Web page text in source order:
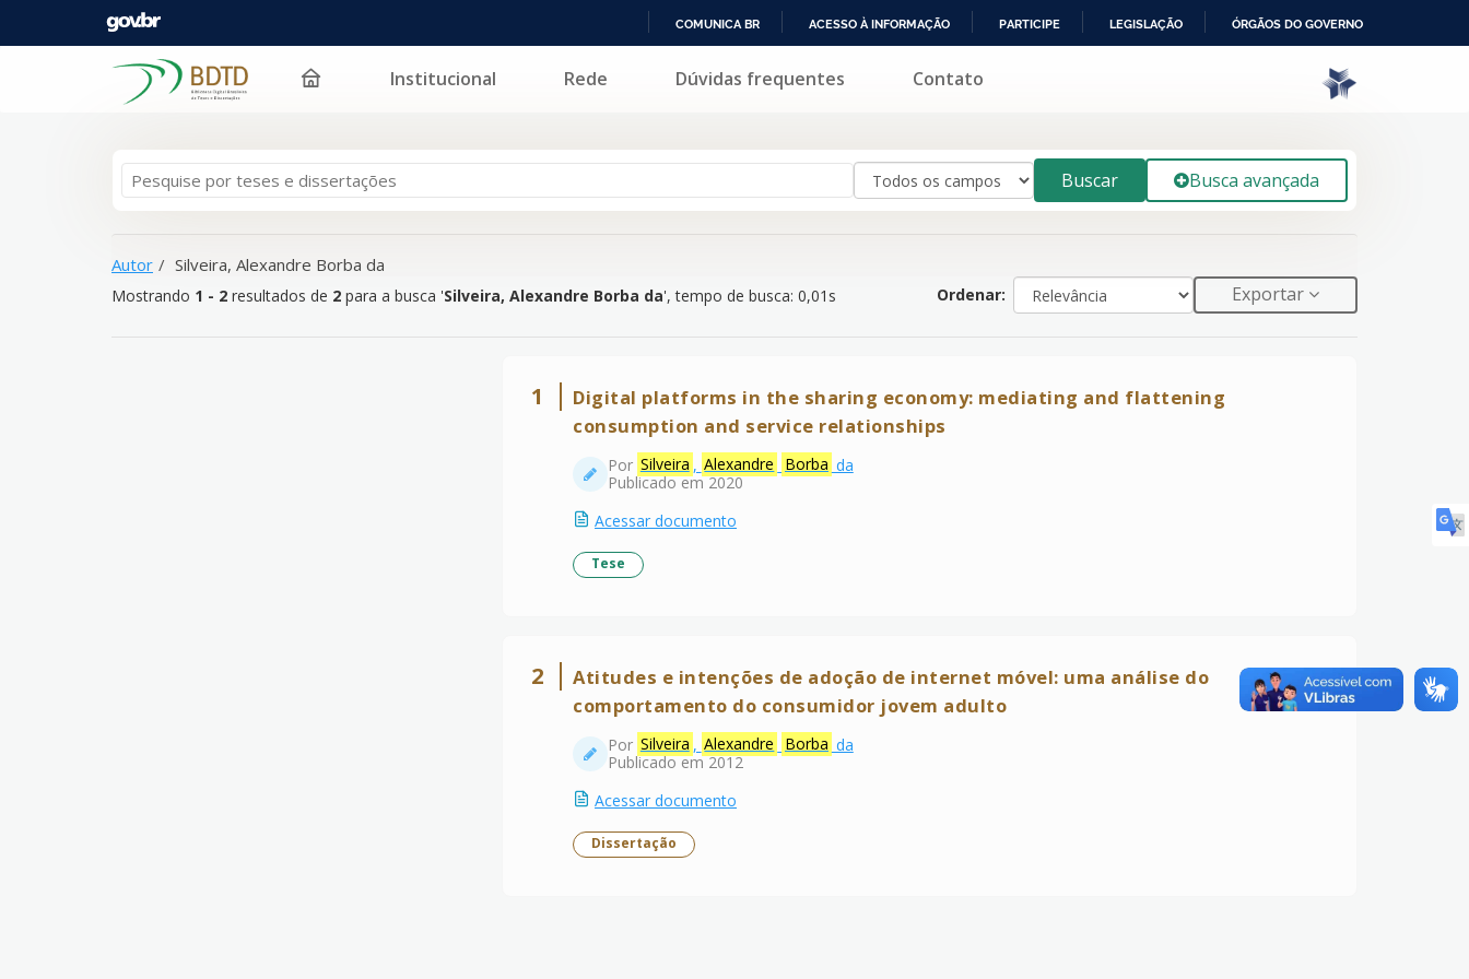
PARA
COMUNICA BR ACESSO À INFORMAÇÃO PARTICIPE LEGISLAÇÃO ÓRGÃOS DO GOVERNO
resultados de2para a busca ' Silveira, Alexandre Borba da'
Pular para o conteúdo Institucional Rede Dúvidas frequentes Contato
Buscar Busca avançada
Autor Silveira, Alexandre Borba da
Mostrando 1 - 2 resultados de 2 para a busca 'Silveira, Alexandre Borba da', tempo de busca: 0,01s Ordenar: Exportar
1
Digital platforms in the sharing economy: mediating and flattening
consumption and service relationships
Por Silveira , Alexandre Borba da
Publicado em 2020
Acessar documento
Tese
2
Atitudes e intenções de adoção de internet móvel: uma análise do
comportamento do consumidor jovem adulto
Por Silveira , Alexandre Borba da
Publicado em 2012
Acessar documento
Dissertação